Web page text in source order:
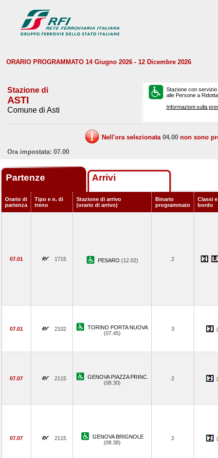
ORARIO PROGRAMMATO 14 Giugno 2026 - 12 Dicembre 2026
Stazione di
ASTI
Comune di Asti
Stazione con
alle Persone a
Informazioni sulla
Nell'ora selezionata 04.00 non sono
Ora impostata: 07.00
Partenze Arrivi
Orario di
partenza
Tipo e n. di
treno
Stazione di arrivo
(orario di arrivo)
Binario
programmato
Classi
bordo
07.01 1715 PESARO (12.02) 2
07.01 2102
TORINO PORTA NUOVA
(07.45)
3
07.07 2115
GENOVA PIAZZA PRINC.
(08.30)
2
07.07 2115
GENOVA BRIGNOLE
(08.38)
2